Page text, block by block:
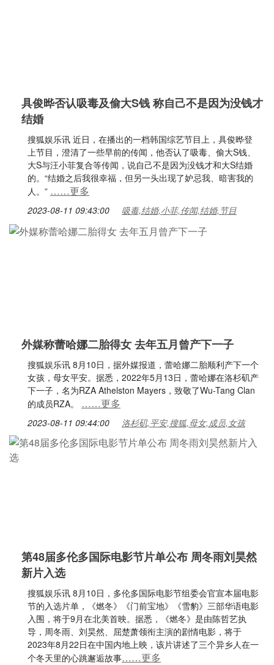
具俊晔否认吸毒及偷大S钱 称自己不是因为没钱才
结婚
搜狐娱乐讯 近日，在播出的一档韩国综艺节目上，具俊晔登
上节目，澄清了一些早前的传闻，他否认了吸毒、偷大S钱、
大S与汪小菲复合等传闻，说自己不是因为没钱才和大S结婚
的。“结婚之后我很幸福，但另一头出现了妒忌我、暗害我的
人。” ……更多
2023-08-11 09:43:00 吸毒,结婚,小菲,传闻,结婚,节目
外媒称蕾哈娜二胎得女 去年五月曾产下一子
搜狐娱乐讯 8月10日，据外媒报道，蕾哈娜二胎顺利产下一个
女孩，母女平安。据悉，2022年5月13日，蕾哈娜在洛杉矶产
下一子，名为RZA Athelston Mayers，致敬了Wu-Tang Clan
的成员RZA。 ……更多
2023-08-11 09:44:00 洛杉矶,平安,搜狐,母女,成员,女孩
第48届多伦多国际电影节片单公布 周冬雨刘昊然
新片入选
搜狐娱乐讯 8月10日，多伦多国际电影节组委会官宣本届电影
节的入选片单，《燃冬》《门前宝地》《雪豹》三部华语电影
入围，将于9月在北美首映。据悉，《燃冬》是由陈哲艺执
导，周冬雨、刘昊然、屈楚萧领衔主演的剧情电影，将于
2023年8月22日在中国内地上映，该片讲述了三个异乡人在一
个冬天里的心跳邂逅故事……更多